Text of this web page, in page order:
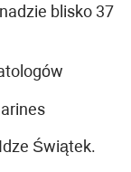
blisko 37
Świątek.